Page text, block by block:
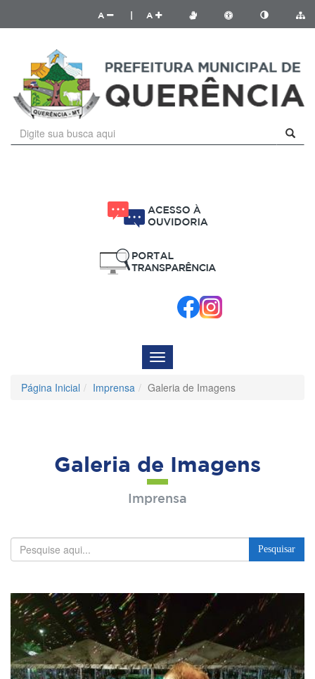
A A
Menu
de
Navegação
Página Inicial Imprensa Galeria de Imagens
Galeria de Imagens
Imprensa
Pesquisar